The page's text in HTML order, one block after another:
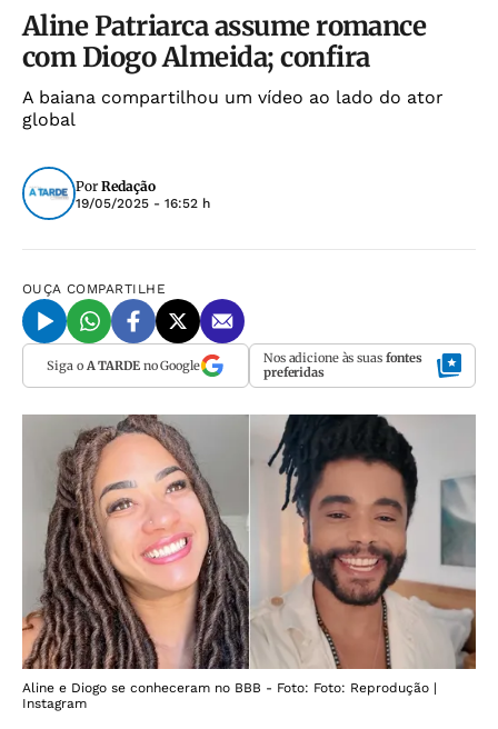
Aline Patriarca assume romance
com Diogo Almeida; confira
A baiana compartilhou um vídeo ao lado do ator
global
Por Redação
19/05/2025 - 16:52 h
OUÇA COMPARTILHE
Siga o A TARDEno Google Nos adicione às suas fontes
preferidas
Aline e Diogo se conheceram no BBB - Foto: Foto: Reprodução |
Instagram